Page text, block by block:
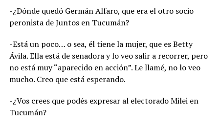
-¿Dónde quedó Germán Alfaro, que era el otro socio
peronista de Juntos en Tucumán?
-Está un poco… o sea, él tiene la mujer, que es Betty
Ávila. Ella está de senadora y lo veo salir a recorrer, pero
no está muy “aparecido en acción”. Le llamé, no lo veo
mucho. Creo que está esperando.
-¿Vos crees que podés expresar al electorado Milei en
Tucumán?